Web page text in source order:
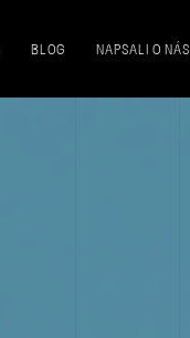
BLOG NAPSALI O NÁS